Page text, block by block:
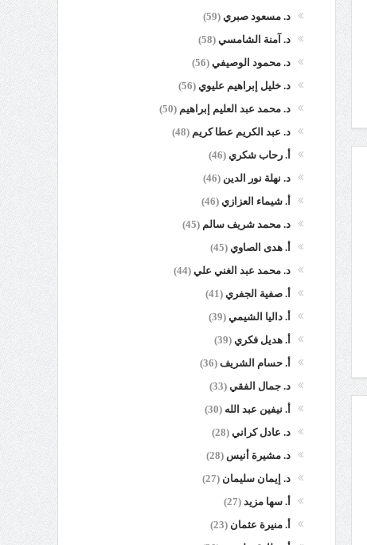
د. مسعود صبري (59)
د. آمنة الشامسي (58)
د. محمود الوصيفي (56)
د. خليل إبراهيم عليوي (56)
د. محمد عبد العليم إبراهيم (50)
د. عبد الكريم عطا كريم (48)
أ. رحاب شكري (46)
د. نهلة نور الدين (46)
أ. شيماء العزازي (46)
د. محمد شريف سالم (45)
أ. هدى الصاوي (45)
د. محمد عبد الغني علي (44)
أ. صفية الجفري (41)
أ. داليا الشيمي (39)
أ. هديل فكري (39)
أ. حسام الشريف (36)
د. جمال الفقي (33)
أ. نيفين عبد الله (30)
د. عادل كراني (28)
د. مشيرة أنيس (28)
د. إيمان سليمان (27)
أ. سها مزيد (27)
أ. منيرة عثمان (23)